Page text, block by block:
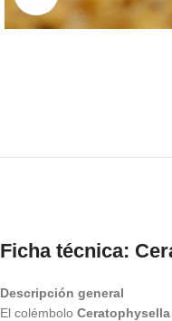
Ficha técnica:
Descripción general
El colémbolo